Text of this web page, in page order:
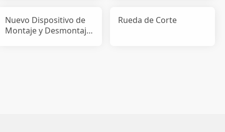
Nuevo Dispositivo de
Montaje y Desmontaje
Rueda de Corte